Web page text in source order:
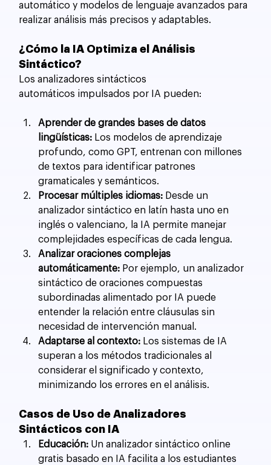
automático y modelos de lenguaje avanzados para
realizar análisis más precisos y adaptables.
¿Cómo la IA Optimiza el Análisis
Sintáctico?
Los analizadores sintácticos
automáticos impulsados por IA pueden:
Aprender de grandes bases de datos
lingüísticas: Los modelos de aprendizaje
profundo, como GPT, entrenan con millones
de textos para identificar patrones
gramaticales y semánticos.
Procesar múltiples idiomas: Desde un
analizador sintáctico en latín hasta uno en
inglés o valenciano, la IA permite manejar
complejidades específicas de cada lengua.
Analizar oraciones complejas
automáticamente: Por ejemplo, un analizador
sintáctico de oraciones compuestas
subordinadas alimentado por IA puede
entender la relación entre cláusulas sin
necesidad de intervención manual.
Adaptarse al contexto: Los sistemas de IA
superan a los métodos tradicionales al
considerar el significado y contexto,
minimizando los errores en el análisis.
Casos de Uso de Analizadores
Sintácticos con IA
Educación: Un analizador sintáctico online
gratis basado en IA facilita a los estudiantes